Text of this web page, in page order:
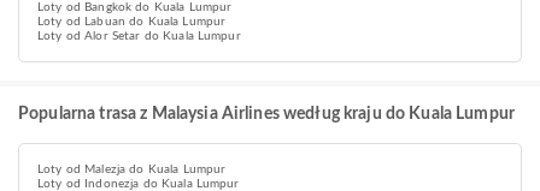
Loty od Bangkok do Kuala Lumpur
Loty od Labuan do Kuala Lumpur
Loty od Alor Setar do Kuala Lumpur
Popularna trasa z Malaysia Airlines według kraju do Kuala Lumpur
Loty od Malezja do Kuala Lumpur
Loty od Indonezja do Kuala Lumpur